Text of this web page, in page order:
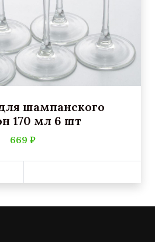
шампанского
170 мл 6 шт
669 ₽